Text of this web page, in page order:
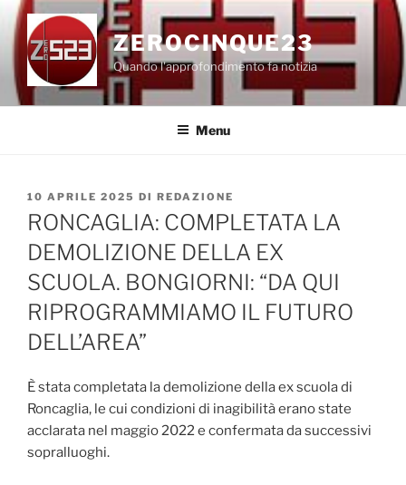
Salta
contenuto
ZEROCINQUE23
Quando l'approfondimento fa notizia
Menu
PUBBLICATO
IL
10 APRILE 2025 DI REDAZIONE
RONCAGLIA: COMPLETATA LA
DEMOLIZIONE DELLA EX
SCUOLA. BONGIORNI: “DA QUI
RIPROGRAMMIAMO IL FUTURO
DELL’AREA”
È stata completata la demolizione della ex scuola di
Roncaglia, le cui condizioni di inagibilità erano state
acclarata nel maggio 2022 e confermata da successivi
sopralluoghi.